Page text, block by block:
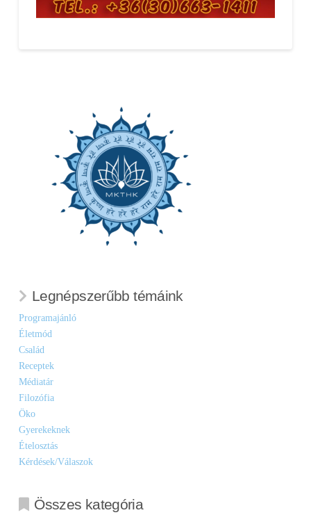
Legnépszerűbb témáink
Programajánló
Életmód
Család
Receptek
Médiatár
Filozófia
Öko
Gyerekeknek
Ételosztás
Kérdések/Válaszok
Összes kategória